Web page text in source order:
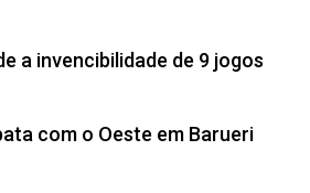
a invencibilidade de 9 jogos
com o Oeste em Barueri